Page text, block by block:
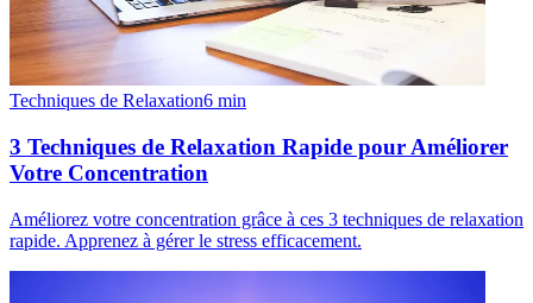
Techniques de Relaxation6 min
3 Techniques de Relaxation Rapide pour Améliorer
Votre Concentration
Améliorez votre concentration grâce à ces 3 techniques de relaxation
rapide. Apprenez à gérer le stress efficacement.